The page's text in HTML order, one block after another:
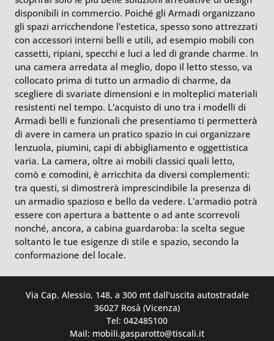
disponibili in commercio. Poiché gli Armadi organizzano
gli spazi arricchendone l'estetica, spesso sono attrezzati
con accessori interni belli e utili, ad esempio mobili con
cassetti, ripiani, specchi e luci a led di grande charme. In
una camera arredata al meglio, dopo il letto stesso, va
collocato prima di tutto un armadio di charme, da
scegliere di svariate dimensioni e in molteplici materiali
resistenti nel tempo. L'acquisto di uno tra i modelli di
Armadi belli e funzionali che presentiamo ti permetterà
di avere in camera un pratico spazio in cui organizzare
lenzuola, piumini, capi di abbigliamento e oggettistica
varia. La camera, oltre ai mobili classici quali letto,
comò e comodini, è arricchita da diversi complementi:
tra questi, si dimostrerà imprescindibile la presenza di
un armadio spazioso e bello da vedere. L’armadio potrà
essere con apertura a battente o ad ante scorrevoli
nonché, ancora, a cabina guardaroba: la scelta segue
soltanto le tue esigenze di stile e spazio, secondo la
conformazione del locale.
Via Cap. Alessio, 148, a 300 mt dall'uscita autostradale
36027 Rosà (Vicenza)
Tel: 042485100
Mail: mobili.gasparotto@tiscali.it